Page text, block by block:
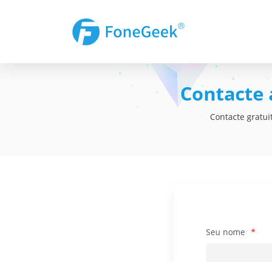
Contacte
Contacte
Seu nome *